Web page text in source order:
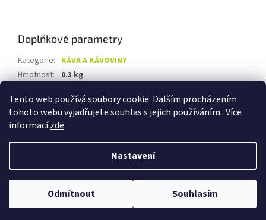
Tento web používá soubory cookie. Dalším procházením
tohoto webu vyjadřujete souhlas s jejich používáním.. Více
informacízde.
Nastavení
Odmítnout Souhlasím
Doplňkové parametry
Kategorie: KÁVA A KÁVOVINY
Hmotnost: 0.3 kg
Copyright 2026Biolevel.cz. Všechna práva vyhrazena.Upravit